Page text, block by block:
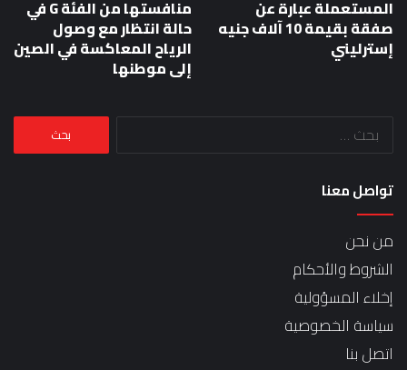
المستعملة عبارة عن
صفقة بقيمة 10 آلاف جنيه
إسترليني
منافستها من الفئة G في
حالة انتظار مع وصول
الرياح المعاكسة في الصين
إلى موطنها
البحث
تواصل معنا
من نحن
الشروط والأحكام
إخلاء المسؤولية
سياسة الخصوصية
اتصل بنا